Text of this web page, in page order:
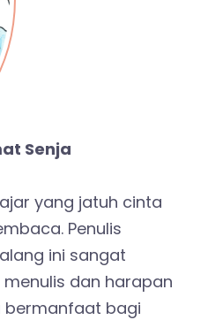
Senja
yang jatuh cinta
Penulis
ini sangat
dan harapan
bermanfaat bagi